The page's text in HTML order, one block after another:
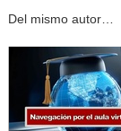
Del mismo autor…